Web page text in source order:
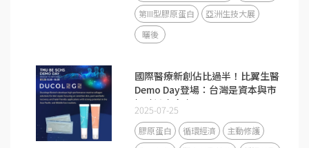
第III型膠原蛋白
亞洲生技大展
曬後
國際醫療新創佔比過半！比翼生醫
Demo Day登場：台灣是資本與市
場驗證交會處
2025-07-25
膠原蛋白 循環經濟
主動修護